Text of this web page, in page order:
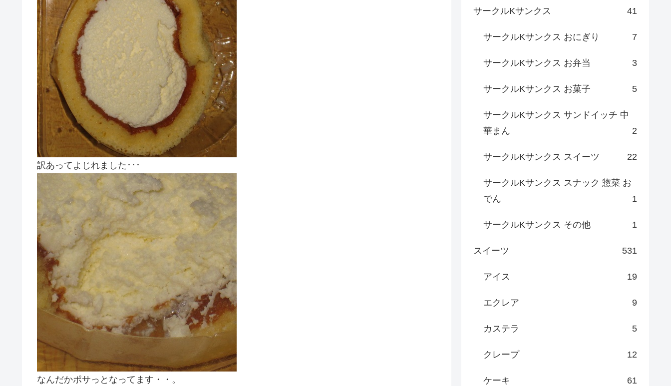
訳あってよじれました･･･
なんだかポサっとなってます・・。
サークルKサンクス 41
サークルKサンクス おにぎり 7
サークルKサンクス お弁当 3
サークルKサンクス お菓子 5
サークルKサンクス サンドイッチ 中
華まん
2
サークルKサンクス スイーツ 22
サークルKサンクス スナック 惣菜 お
でん
1
サークルKサンクス その他 1
スイーツ 531
アイス 19
エクレア 9
カステラ 5
クレープ 12
ケーキ 61